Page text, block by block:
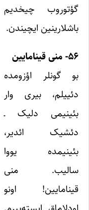
گؤتوروب چیخدیم
باشلارینین ایچیندن.
۵۶- منی قینامایین
بو گونلر اؤزومده
دئییلم، بیری وار
بئینیمی دلیک ـ
دئشیک ائدیر،
بئینیمده یووا
سالیب. منی
قینامایین! اونو